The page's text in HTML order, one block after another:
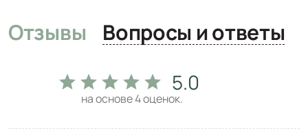
Отзывы Вопросы и ответы
5.0
на основе4оценок.